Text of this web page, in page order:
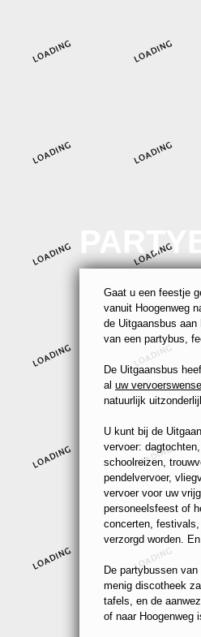
Gaat u een feestje
vanuit Hoogenweg
de Uitgaansbus
van een partybus,
De Uitgaansbus
al uw
natuurlijk
U kunt bij de
vervoer:
schoolreizen,
pendelvervoer,
vervoer voor uw
personeelsfeest of
concerten,
verzorgd worden.
De partybussen
menig discotheek
tafels, en de
of naar Hoogenweg